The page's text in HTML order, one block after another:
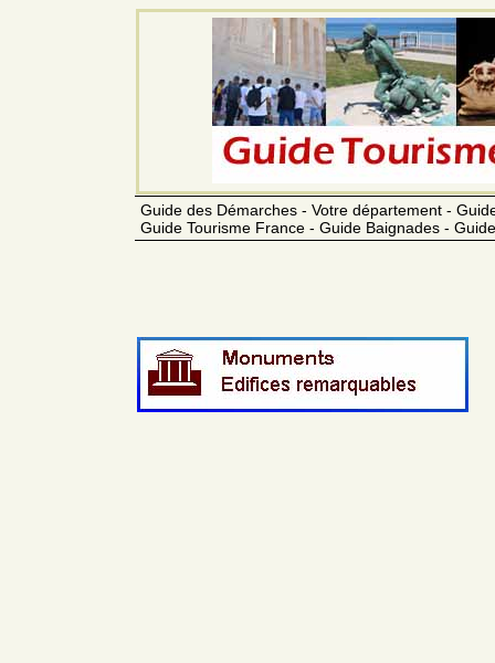
Guide des Démarches - Votre département -
Guide Tourisme France - Guide Baignades -